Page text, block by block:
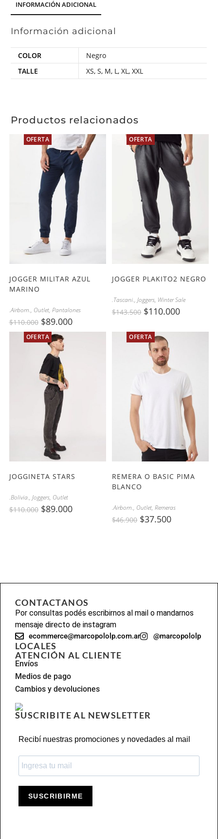
INFORMACIÓN ADICIONAL
Información adicional
COLOR
Negro
TALLE
XS,S, M, L,XL,XXL
Productos relacionados
OFERTA
JOGGER MILITAR AZUL
MARINO
.Airborn., Outlet, Pantalones
$110.000 $89.000
OFERTA
JOGGER PLAKITO2 NEGRO
.Tascani.,Joggers, Winter Sale
$143.500 $110.000
OFERTA
JOGGINETA STARS
.Bolivia., Joggers, Outlet
$110.000 $89.000
OFERTA
REMERA O BASIC PIMA
BLANCO
.Airborn., Outlet,Remeras
$46.900 $37.500
CONTACTANOS
Por consultas podés escribirnos al mail o mandarnos
mensaje directo de instagram
ecommerce@marcopololp.com.ar @marcopololp
LOCALES
ATENCIÓN AL CLIENTE
Envíos
Medios de pago
Cambios y devoluciones
SUSCRIBITE AL NEWSLETTER
Recibí nuestras promociones y novedades al mail
SUSCRIBIRME